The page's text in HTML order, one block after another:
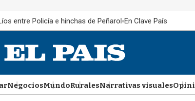
entre Policía e hinchas de Peñarol En Clave País
NegociosMundoRuralesNarrativas visuales